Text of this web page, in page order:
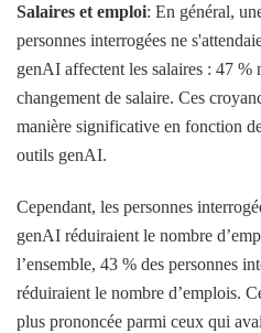
Salaires et emploi: En général,
personnes interrogées ne
genAI affectent les salaires : 47 %
changement de salaire. Ces
manière significative en fonction
outils genAI.
Cependant, les personnes
genAI réduiraient le nombre
l’ensemble, 43 % des personnes
réduiraient le nombre d’emplois.
plus prononcée parmi ceux qui